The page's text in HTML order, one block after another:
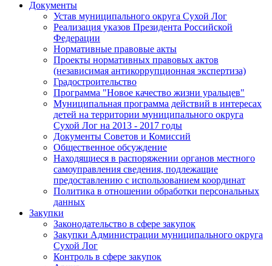
Документы
Устав муниципального округа Сухой Лог
Реализация указов Президента Российской
Федерации
Нормативные правовые акты
Проекты нормативных правовых актов
(независимая антикоррупционная экспертиза)
Градостроительство
Программа "Новое качество жизни уральцев"
Муниципальная программа действий в интересах
детей на территории муниципального округа
Сухой Лог на 2013 - 2017 годы
Документы Советов и Комиссий
Общественное обсуждение
Находящиеся в распоряжении органов местного
самоуправления сведения, подлежащие
предоставлению с использованием координат
Политика в отношении обработки персональных
данных
Закупки
Законодательство в сфере закупок
Закупки Администрации муниципального округа
Сухой Лог
Контроль в сфере закупок